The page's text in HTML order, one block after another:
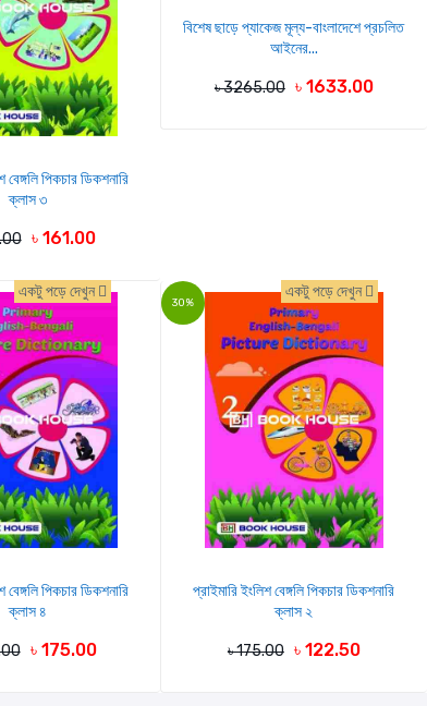
বেঙ্গলি পিকচার ডিকশনারি
ক্লাস ৩
৳ 161.00
বিশেষ ছাড়ে প্যাকেজ মূল্য-বাংলাদেশে প্রচলিত
আইনের...
৳ 3265.00 ৳ 1633.00
একটু পড়ে দেখুন
বেঙ্গলি পিকচার ডিকশনারি
ক্লাস ৪
৳ 175.00
30%
একটু পড়ে দেখুন
প্রাইমারি ইংলিশ বেঙ্গলি পিকচার ডিকশনারি
ক্লাস ২
৳ 175.00 ৳ 122.50